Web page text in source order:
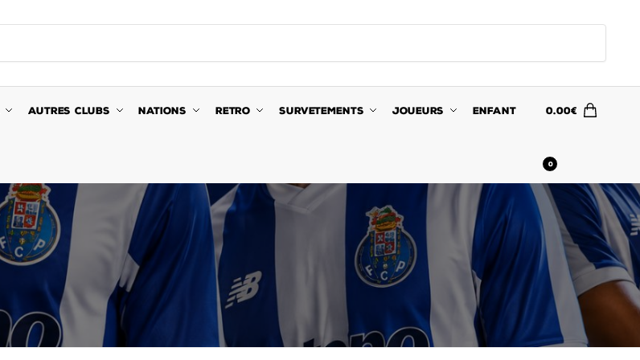
AUTRES CLUBS NATIONS RETRO SURVETEMENTS JOUEURS ENFANT 0.00€
0